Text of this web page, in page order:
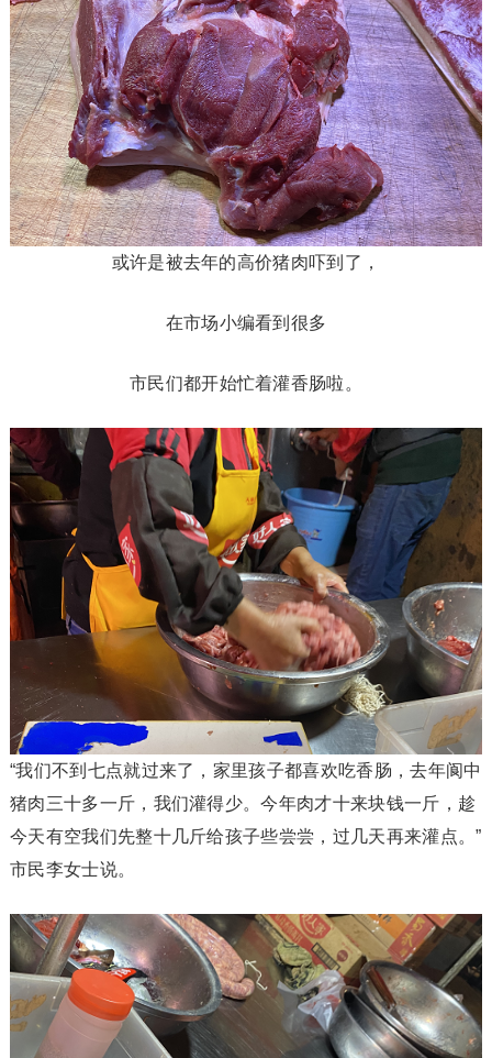
或许是被去年的高价猪肉吓到了，
在市场小编看到很多
市民们都开始忙着灌香肠啦。
“我们不到七点就过来了，家里孩子都喜欢吃香肠，去年阆中
猪肉三十多一斤，我们灌得少。今年肉才十来块钱一斤，趁
今天有空我们先整十几斤给孩子些尝尝，过几天再来灌点。”
市民李女士说。